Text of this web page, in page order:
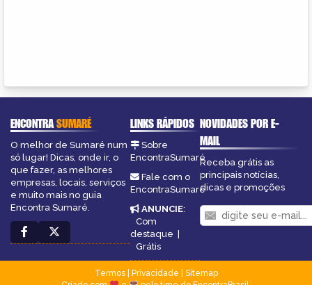
ENCONTRASUMARÉ
O melhor de Sumaré num
só lugar! Dicas, onde ir, o
que fazer, as melhores
empresas, locais, serviços
e muito mais no guia
Encontra Sumaré.
LINKS RÁPIDOS
Sobre
EncontraSumaré
Fale com o
EncontraSumaré
ANUNCIE:
Com
destaque
Grátis
NOVIDADES POR E-
MAIL
Receba grátis as
principais notícias,
dicas e promoções
Termos| Privacidade
Sitemap